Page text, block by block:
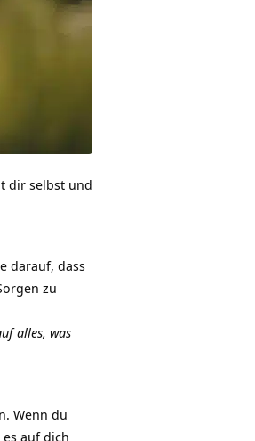
dir selbst und
darauf, dass
zu
alles, was
Wenn du
auf dich